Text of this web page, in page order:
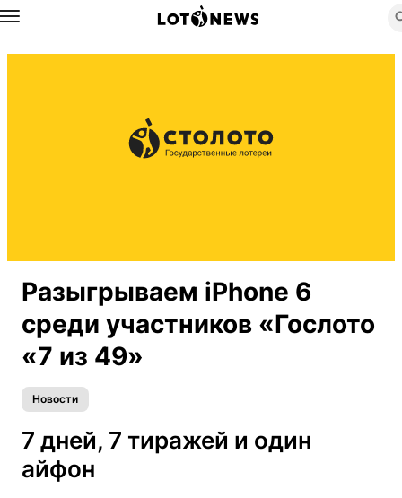
Назад
Разыгрываем iPhone 6
среди участников «Гослото
«7 из 49»
Новости
7 дней, 7 тиражей и один
айфон